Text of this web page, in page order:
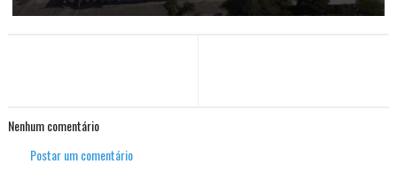
Nenhum comentário
Postar um comentário